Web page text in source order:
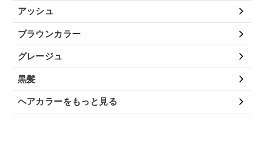
アッシュ
ブラウンカラー
グレージュ
黒髪
ヘアカラーをもっと見る